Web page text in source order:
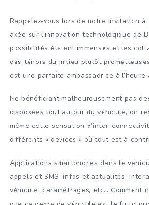
Rappelez-vous lors de notre invitation à
axée sur l’innovation technologique de
possibilités étaient immenses et les
des ténors du milieu plutôt
est une parfaite ambassadrice à l’heure
Ne bénéficiant malheureusement pas
disposées tout autour du véhicule, on
même cette sensation d’inter-
différents « devices » où tout est à
Applications smartphones dans le
appels et SMS, infos et actualités,
véhicule, paramétrages, etc… Comment